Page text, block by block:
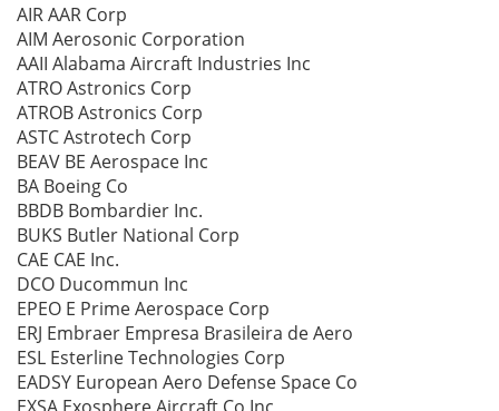
AIR AAR Corp
AIM Aerosonic Corporation
AAII Alabama Aircraft Industries Inc
ATRO Astronics Corp
ATROB Astronics Corp
ASTC Astrotech Corp
BEAV BE Aerospace Inc
BA Boeing Co
BBDB Bombardier Inc.
BUKS Butler National Corp
CAE CAE Inc.
DCO Ducommun Inc
EPEO E Prime Aerospace Corp
ERJ Embraer Empresa Brasileira de Aero
ESL Esterline Technologies Corp
EADSY European Aero Defense Space Co